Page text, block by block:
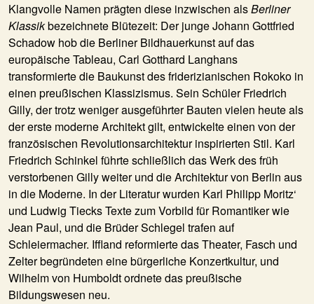
Klangvolle Namen prägten diese inzwischen alsBerliner
Klassikbezeichnete Blütezeit: Der junge Johann Gottfried
Schadow hob die Berliner Bildhauerkunst auf das
europäische Tableau, Carl Gotthard Langhans
transformierte die Baukunst des friderizianischen Rokoko in
einen preußischen Klassizismus. Sein Schüler Friedrich
Gilly, der trotz weniger ausgeführter Bauten vielen heute als
der erste moderne Architekt gilt, entwickelte einen von der
französischen Revolutionsarchitektur inspirierten Stil. Karl
Friedrich Schinkel führte schließlich das Werk des früh
verstorbenen Gilly weiter und die Architektur von Berlin aus
in die Moderne. In der Literatur wurden Karl Philipp Moritz‘
und Ludwig Tiecks Texte zum Vorbild für Romantiker wie
Jean Paul, und die Brüder Schlegel trafen auf
Schleiermacher. Iffland reformierte das Theater, Fasch und
Zelter begründeten eine bürgerliche Konzertkultur, und
Wilhelm von Humboldt ordnete das preußische
Bildungswesen neu.